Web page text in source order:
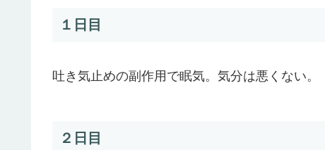
１日目
吐き気止めの副作用で眠気。気分は悪くない。
２日目